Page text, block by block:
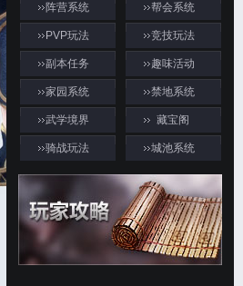
阵营系统 帮会系统
PVP玩法 竞技玩法
副本任务 趣味活动
家园系统 禁地系统
武学境界 藏宝阁
骑战玩法 城池系统